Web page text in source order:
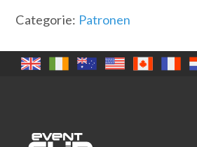
Categorie: Patronen